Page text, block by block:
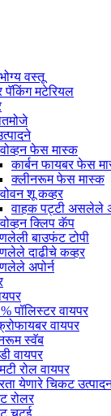
वस्तू
पॅकिंग मटेरियल
फेस मास्क
कार्बन फायबर फेस
क्लीनरूम फेस मास्क
शू कव्हर
वाहक पट्टी असलेले
क्लिप कॅप
बाउफंट टोपी
दाढीचे कव्हर
अपोर्न
पॉलिस्टर वायपर
वायपर
स्वॅब
वायपर
रोल वायपर
येणारे चिकट
रोलर
चटई